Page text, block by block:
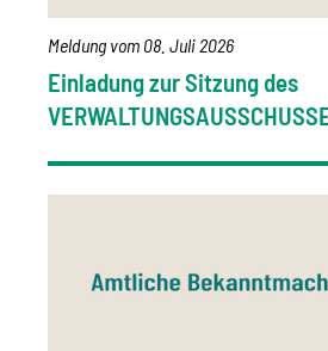
Meldung vom 08. Juli 2026
Einladung zur Sitzung des